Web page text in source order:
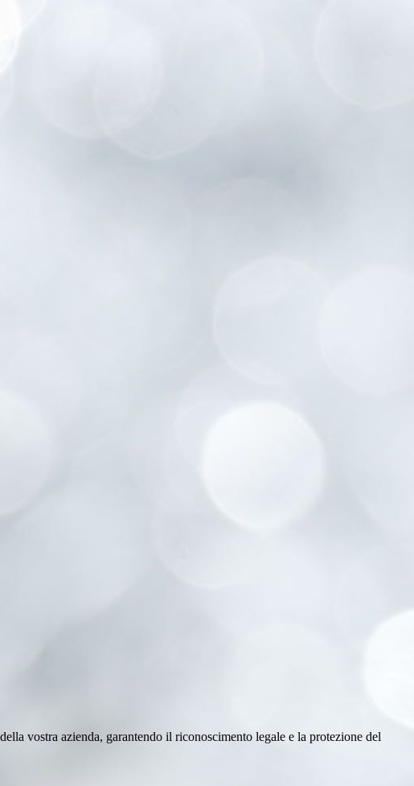
vostra azienda, garantendo il riconoscimento legale e la protezione del